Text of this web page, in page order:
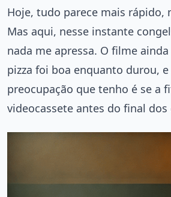
Hoje, tudo parece mais rápido,
Mas aqui, nesse instante
nada me apressa. O filme
pizza foi boa enquanto durou, e
preocupação que tenho é se a
videocassete antes do final